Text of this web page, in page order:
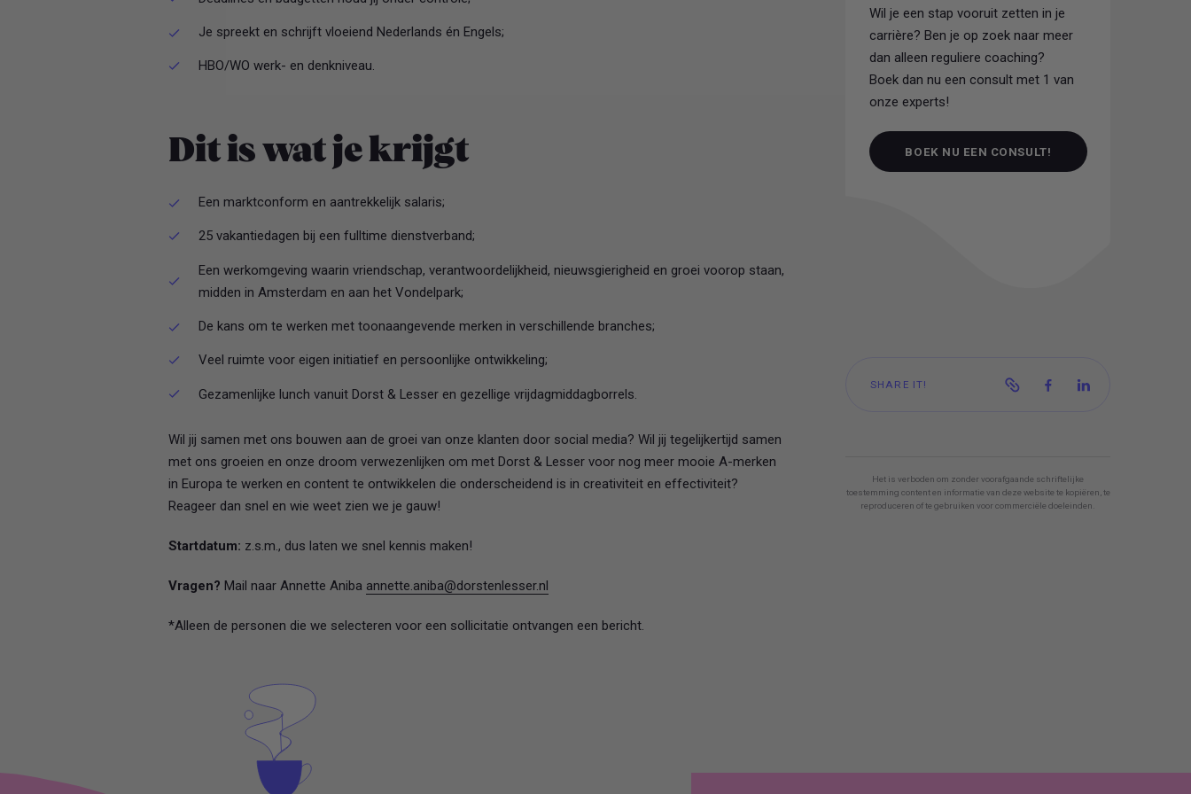
Je spreekt en schrijft vloeiend Nederlands én Engels;
HBO/WO werk- en denkniveau.
Dit is wat je krijgt
Een marktconform en aantrekkelijk salaris;
25 vakantiedagen bij een fulltime dienstverband;
Een werkomgeving waarin vriendschap, verantwoordelijkheid, nieuwsgierigheid en groei voorop staan,
midden in Amsterdam en aan het Vondelpark;
De kans om te werken met toonaangevende merken in verschillende branches;
Veel ruimte voor eigen initiatief en persoonlijke ontwikkeling;
Gezamenlijke lunch vanuit Dorst & Lesser en gezellige vrijdagmiddagborrels.
Wil jij samen met ons bouwen aan de groei van onze klanten door social media? Wil jij tegelijkertijd samen
met ons groeien en onze droom verwezenlijken om met Dorst & Lesser voor nog meer mooie A-merken
in Europa te werken en content te ontwikkelen die onderscheidend is in creativiteit en effectiviteit?
Reageer dan snel en wie weet zien we je gauw!
Startdatum: z.s.m., dus laten we snel kennis maken!
Vragen? Mail naar Annette Aniba annette.aniba@dorstenlesser.nl
*Alleen de personen die we selecteren voor een sollicitatie ontvangen een bericht.
Wil je een stap vooruit zetten in je
carrière? Ben je op zoek naar meer
dan alleen reguliere coaching?
Boek dan nu een consult met 1 van
onze experts!
BOEK NU EEN CONSULT!
SHARE IT!
Het is verboden om zonder voorafgaande schriftelijke
toestemming content en informatie van deze website te kopiëren, te
reproduceren of te gebruiken voor commerciële doeleinden.